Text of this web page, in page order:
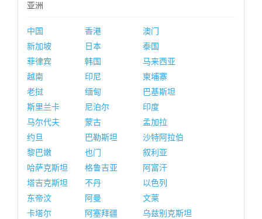
亚洲
中国 香港
澳门
新加坡
日本
泰国
菲律宾
韩国
马来西亚
越南
印尼
柬埔寨
老挝
缅甸
巴基斯坦
斯里兰卡
尼泊尔
印度
马尔代夫
蒙古
孟加拉
约旦
巴勒斯坦
沙特阿拉伯
黎巴嫩
也门
叙利亚
哈萨克斯坦
格鲁吉亚
阿富汗
塔吉克斯坦
不丹
以色列
东帝汶
阿曼
文莱
卡塔尔
阿塞拜疆
乌兹别克斯坦